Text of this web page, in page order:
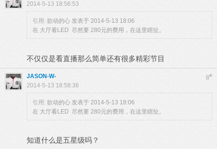
2014-5-13 18:56:53
引用: 欲动的心 发表于 2014-5-13 18:06
在 大厅看LED 尽然要 280元的费用，在这里瞎扯。
不仅仅是看直播那么简单还有很多精彩节目
8#
JASON-W-
2014-5-13 18:58:36
引用: 欲动的心 发表于 2014-5-13 18:06
在 大厅看LED 尽然要 280元的费用，在这里瞎扯。
知道什么是五星级吗？